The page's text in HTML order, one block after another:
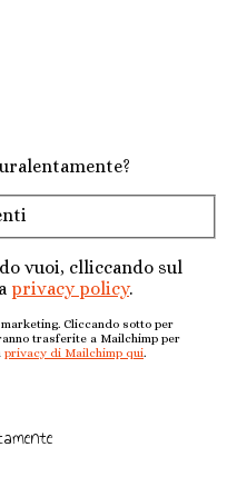
vuoi, clliccando sul
privacy policy.
Cliccando sotto per
trasferite a Mailchimp per
privacy di Mailchimp qui.